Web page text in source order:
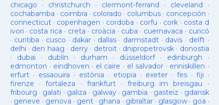
chicago · christchurch · clermont-ferrand · cleveland ·
cochabamba · coimbra · colorado · columbus· concepción ·
connecticut· copenhagen · cordoba · corfu · cork · costa d
ivori · costa rica · creta · croàcia · cuba · cuernavaca · curicó
· curitiba · cusco · dakar · dallas · darmstadt· davis · delft ·
delhi · den haag · derry· detroit· dnipropetrovsk· donostia
· dubai · dublín · durham · düsseldorf· edinburgh ·
edmonton · eindhoven · el caire · el salvador · enniskillen ·
erfurt· essaouira · estònia · etiopia · exeter· fes· fiji ·
firenze ·fortaleza · frankfurt· freiburg im breisgau ·
fribourg · galati · galiza · galway· gambia · gasteiz · gdansk
· geneve · genova · gent· ghana · gibraltar· glasgow· goa ·